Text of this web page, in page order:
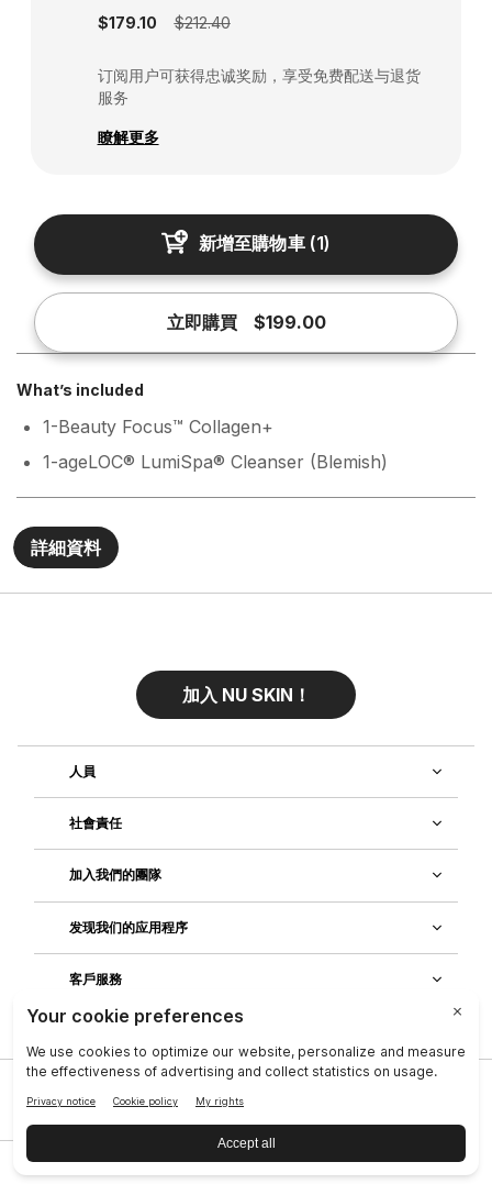
$179.10 $212.40
订阅用户可获得忠诚奖励，享受免费配送与退货
服务
瞭解更多
新增至購物車(1)
立即購買 $199.00
What’s included
1-Beauty Focus™ Collagen+
1-ageLOC® LumiSpa® Cleanser (Blemish)
詳細資料
加入 NU SKIN！
人員
社會責任
加入我們的團隊
发现我们的应用程序
客戶服務